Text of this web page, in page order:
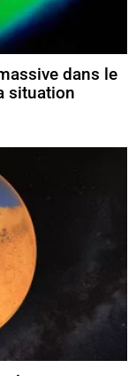
dans le
situation